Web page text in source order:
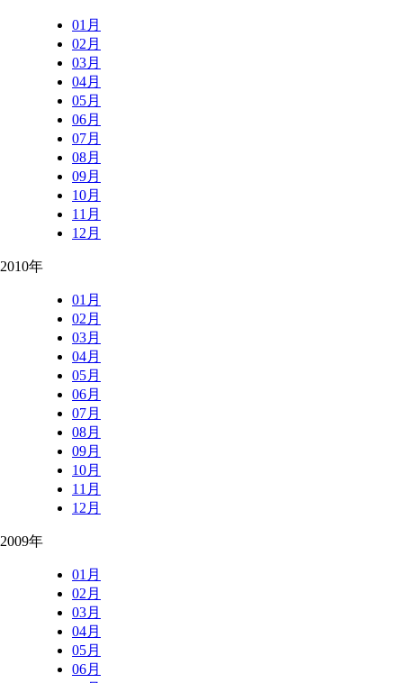
01月
02月
03月
04月
05月
06月
07月
08月
09月
10月
11月
12月
2010年
01月
02月
03月
04月
05月
06月
07月
08月
09月
10月
11月
12月
2009年
01月
02月
03月
04月
05月
06月